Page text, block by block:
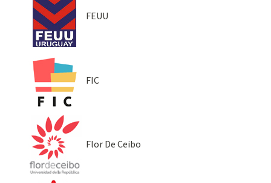
FEUU
FIC
Flor De Ceibo